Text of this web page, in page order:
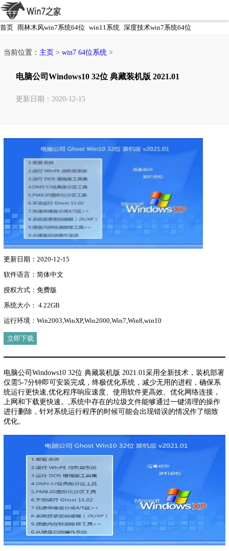
首页 雨林木风win7系统64位 win11系统 深度技术win7系统64位
当前位置： 主页 >win7 64位系统 >
电脑公司Windows10 32位 典藏装机版 2021.01
更新日期：2020-12-15
更新日期：2020-12-15
软件语言：简体中文
授权方式：免费版
系统大小： 4.22GB
运行环境：Win2003,WinXP,Win2000,Win7,Win8,win10
立即下载
电脑公司Windows10 32位 典藏装机版 2021.01采用全新技术，装机部署
仅需5-7分钟即可安装完成，终极优化系统，减少无用的进程，确保系
统运行更快速,优化程序响应速度、使用软件更高效、优化网络连接，
上网和下载更快速。,系统中存在的垃圾文件能够通过一键清理的操作
进行删除，针对系统运行程序的时候可能会出现错误的情况作了细致
优化。